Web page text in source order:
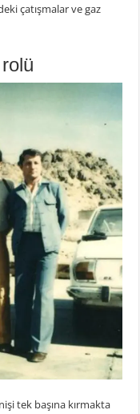
çatışmalar ve gaz
tek başına kırmakta